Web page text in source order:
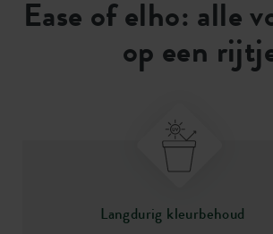
Ease of elho: alle
op een
Langdurig kleurbehoud